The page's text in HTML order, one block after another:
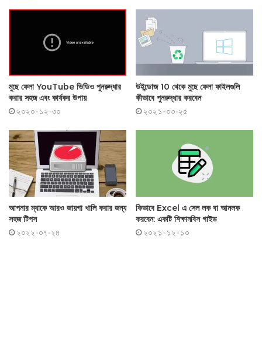
মুছে ফেলা YouTube ভিডিও পুনরুদ্ধার
করার সহজ এবং কার্যকর উপায়
২০২০-১২-৩০
উইন্ডোজ 10 থেকে মুছে ফেলা ফাইলগুলি
কীভাবে পুনরুদ্ধার করবেন
২০২১-০৩-২৫
আপনার ম্যাকে আরও জায়গা খালি করার জন্য
সহজ টিপস
২০২২-০৭-২৪
কিভাবে Excel এ সেল লক বা আনলক
করবেন: একটি শিক্ষানবিস গাইড
২০২১-১২-১০